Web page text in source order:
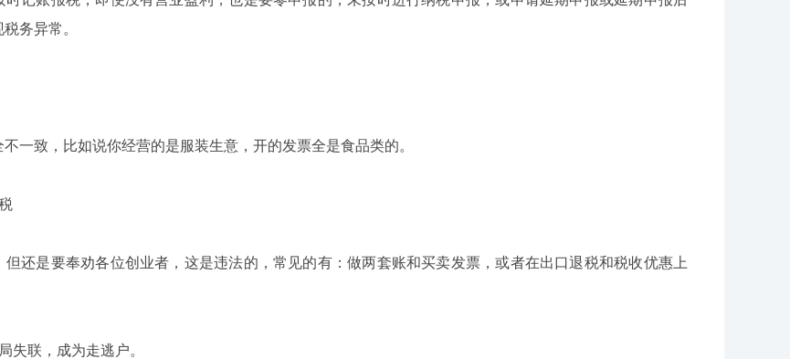
务异常。
一致，比如说你经营的是服装生意，开的发票全是食品类的。
但还是要奉劝各位创业者，这是违法的，常见的有：做两套账和买卖发票，或者在出口退税和税收优惠上
失联，成为走逃户。